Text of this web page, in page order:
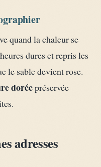
quand la chaleur se
dures et repris les
le sable devient rose.
doréepréservée
adresses